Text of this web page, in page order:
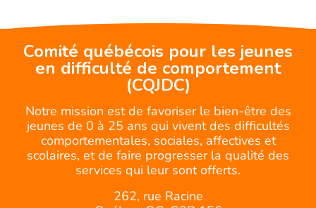
Comité québécois pour les jeunes
en difficulté de comportement
(CQJDC)
Notre mission est de favoriser le bien-être des
jeunes de 0 à 25 ans qui vivent des difficultés
comportementales, sociales, affectives et
scolaires, et de faire progresser la qualité des
services qui leur sont offerts.
262, rue Racine